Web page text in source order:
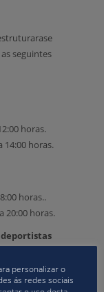
seguintes
horas.
14:00 horas.
horas..
20:00 horas.
personalizar o
ás redes sociais